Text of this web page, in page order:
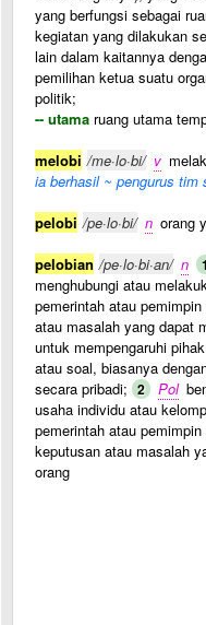
yang berfungsi sebagai
kegiatan yang dilakukan
lain dalam kaitannya
pemilihan ketua suatu
politik;
-- utama ruang utama
melobi /me·lo·bi/ v
ia berhasil ~ pengurus tim
pelobi /pe·lo·bi/ n orang
pelobian /pe·lo·bi·an/ n
menghubungi atau
pemerintah atau
atau masalah yang dapat
untuk mempengaruhi
atau soal, biasanya
secara pribadi; 2 Pol
usaha individu atau
pemerintah atau
keputusan atau masalah
orang